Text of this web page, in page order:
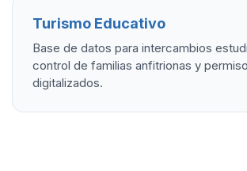
Turismo Educativo
Base de datos para intercambios
control de familias anfitrionas y
digitalizados.